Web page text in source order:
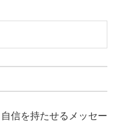
信を持たせるメッセー